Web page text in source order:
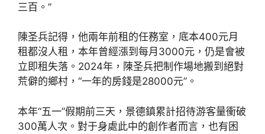
三百。”
陳圣兵記得，他兩年前租的任務室，底本400元月
租都沒人租，本年曾經漲到每月3000元，仍是會被
立即租失落。2024年，陳圣兵把制作場地搬到絕對
荒僻的鄉村，“一年的房錢是28000元”。
本年“五一”假期前三天，景德鎮累計招待游客量衝破
300萬人次。對于身處此中的創作者而言，也有困